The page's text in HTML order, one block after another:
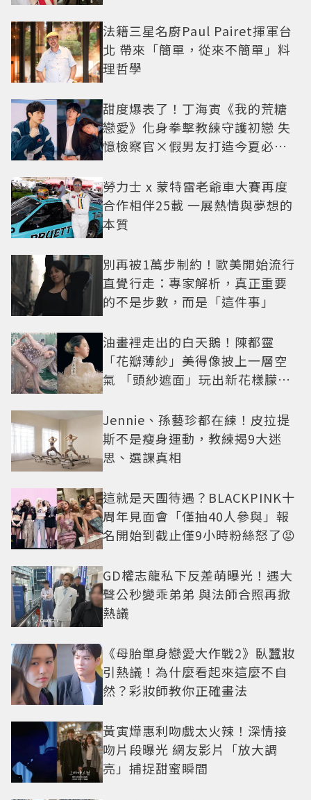
法籍三星名廚Paul Pairet揮軍台
北 帶來「簡單，從來不簡單」料
理哲學
甜度爆表了！丁海寅《我的荒糖
戀愛》化身拳擊教練守護初戀 失
憶檢察官×假男友打造今夏必看
勞力士 x 蒙特雷老爺車大賽再度
合作相伴25載 一展熱情與夢想的
本質
別再被1萬步制約！歐美開始流行
直覺行走：專家解析，真正重要
的不是步數，而是「這件事」
油畫裡走出的白天鵝！陳都靈
「花瓣薄紗」美得像披上一層空
氣 「頭紗遮面」玩出新花樣朦朧
Jennie、孫藝珍都在練！皮拉提
斯不是瘦身運動，教練揭9大迷
思、選課真相
這就是天團待遇？BLACKPINK十
周年見面會「僅抽40人參與」報
名開始到截止僅9小時粉絲怒了😡
GD權志龍私下反差萌曝光！遇大
聲公秒變乖弟弟 與法師合照再掀
熱議
《母胎單身戀愛大作戰2》臥蠶妝
引熱議！為什麼看起來這麼不自
然？彩妝師教你正確畫法
黃寅燁惠利吻戲太火辣！深情接
吻片段曝光 網友影片「放大調
亮」捕捉甜蜜瞬間